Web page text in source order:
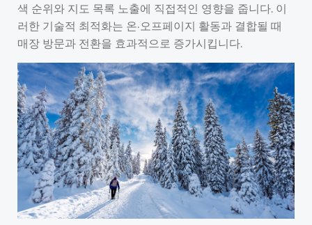
색 순위와 지도 목록 노출에 직접적인 영향을 줍니다. 이
러한 기술적 최적화는 온·오프페이지 활동과 결합될 때
매장 방문과 전환을 효과적으로 증가시킵니다.